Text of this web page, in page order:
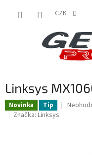
CZK
Linksys
Novinka Tip
Značka: Linksys